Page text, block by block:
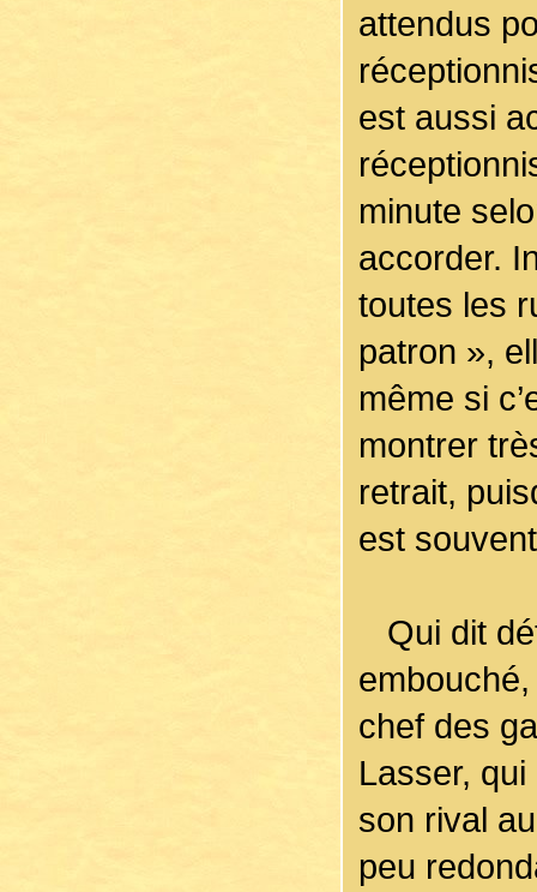
attendus
est aussi
minute
accorder.
toutes les
patron »,
même si
montrer
retrait,
est
Qui dit
chef des
Lasser,
son rival
peu